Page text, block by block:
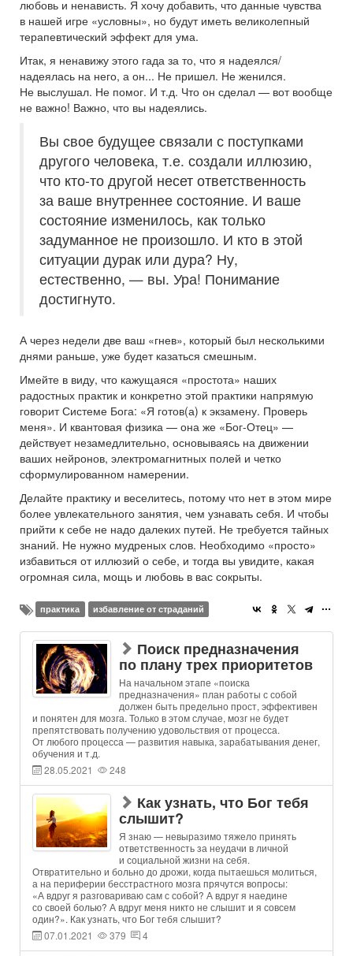
любовь и ненависть. Я хочу добавить, что данные чувства
в нашей игре «условны», но будут иметь великолепный
терапевтический эффект для ума.
Итак, я ненавижу этого гада за то, что я надеялся/
надеялась на него, а он... Не пришел. Не женился.
Не выслушал. Не помог. И т.д. Что он сделал — вот вообще
не важно! Важно, что вы надеялись.
Вы свое будущее связали с поступками
другого человека, т.е. создали иллюзию,
что кто-то другой несет ответственность
за ваше внутреннее состояние. И ваше
состояние изменилось, как только
задуманное не произошло. И кто в этой
ситуации дурак или дура? Ну,
естественно, — вы. Ура! Понимание
достигнуто.
А через недели две ваш «гнев», который был несколькими
днями раньше, уже будет казаться смешным.
Имейте в виду, что кажущаяся «простота» наших
радостных практик и конкретно этой практики напрямую
говорит Системе Бога: «Я готов(а) к экзамену. Проверь
меня». И квантовая физика — она же «Бог-Отец» —
действует незамедлительно, основываясь на движении
ваших нейронов, электромагнитных полей и четко
сформулированном намерении.
Делайте практику и веселитесь, потому что нет в этом мире
более увлекательного занятия, чем узнавать себя. И чтобы
прийти к себе не надо далеких путей. Не требуется тайных
знаний. Не нужно мудреных слов. Необходимо «просто»
избавиться от иллюзий о себе, и тогда вы увидите, какая
огромная сила, мощь и любовь в вас сокрыты.
практика избавление от страданий
Поиск предназначения
по плану трех приоритетов
На начальном этапе «поиска
предназначения» план работы с собой
должен быть предельно прост, эффективен
и понятен для мозга. Только в этом случае, мозг не будет
препятствовать получению удовольствия от процесса.
От любого процесса — развития навыка, зарабатывания денег,
обучения и т.д.
28.05.2021
248
Как узнать, что Бог тебя
слышит?
Я знаю — невыразимо тяжело принять
ответственность за неудачи в личной
и социальной жизни на себя.
Отвратительно и больно до дрожи, когда пытаешься молиться,
а на периферии бесстрастного мозга прячутся вопросы:
«А вдруг я разговариваю сам с собой? А вдруг я наедине
со своей болью? А вдруг меня никто не слышит и я совсем
один?». Как узнать, что Бог тебя слышит?
07.01.2021
379 4